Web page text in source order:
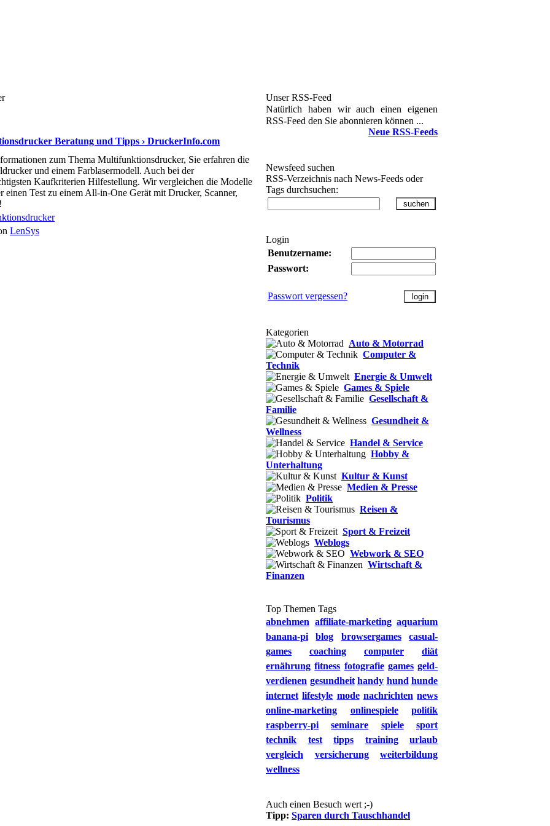
Beratung und Tipps › DruckerInfo.com
zum Thema Multifunktionsdrucker, Sie erfahren die
und einem Farblasermodell. Auch bei der
Kaufkriterien Hilfestellung. Wir vergleichen die Modelle
einen Test zu einem All-in-One Gerät mit Drucker, Scanner,
LenSys
Unser RSS-Feed
Natürlich haben wir auch einen eigenen
RSS-Feed den Sie abonnieren können ...
Neue RSS-Feeds
Newsfeed suchen
RSS-Verzeichnis nach News-Feeds oder
Tags durchsuchen:
Login
Benutzername:
Passwort:
Passwort vergessen?
Kategorien
Auto & Motorrad
Computer &
Technik
Energie & Umwelt
Games & Spiele
Gesellschaft &
Familie
Gesundheit &
Wellness
Handel & Service
Hobby &
Unterhaltung
Kultur & Kunst
Medien & Presse
Politik
Reisen &
Tourismus
Sport & Freizeit
Weblogs
Webwork & SEO
Wirtschaft &
Finanzen
Top Themen Tags
abnehmen affiliate-marketing aquarium
banana-pi
blog browsergames
casual-
games
coaching computer
diät
ernährung fitness fotografie games geld-
verdienen gesundheit handy hund hunde
internet lifestyle mode nachrichten news
online-marketing
onlinespiele
politik
raspberry-pi
seminare spiele
sport
technik
test tipps training
urlaub
vergleich
versicherung
weiterbildung
wellness
Auch einen Besuch wert ;-)
Tipp: Sparen durch Tauschhandel